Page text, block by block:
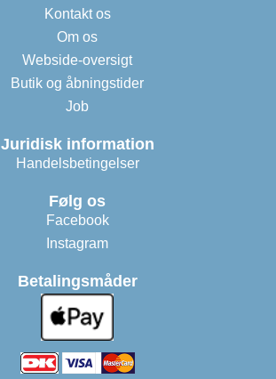
Kontakt os
Om os
Webside-oversigt
Butik og åbningstider
Job
Juridisk information
Handelsbetingelser
Følg os
Facebook
Instagram
Betalingsmåder